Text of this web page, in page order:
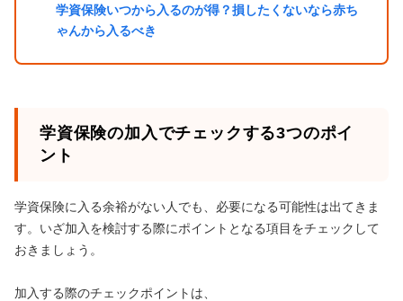
学資保険いつから入るのが得？損したくないなら赤ち
ゃんから入るべき
学資保険の加入でチェックする3つのポイ
ント
学資保険に入る余裕がない人でも、必要になる可能性は出てきま
す。いざ加入を検討する際にポイントとなる項目をチェックして
おきましょう。
加入する際のチェックポイントは、